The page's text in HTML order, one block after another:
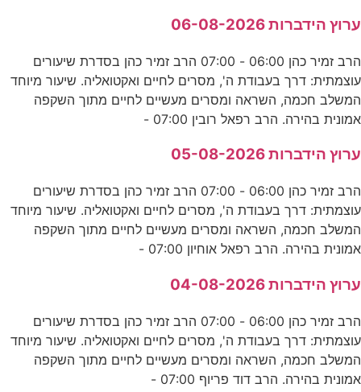
ערוץ הידברות 06-08-2026
הרב זמיר כהן 06:00 - 07:00 הרב זמיר כהן בסדרת שיעורים
עוצמתית: דרך בעבודת ה', מסרים לחיים ואקטואליה. שיעור מיוחד
המשלב חכמה, השראה ומסרים מעשיים לחיים מתוך השקפה
אמונית בהירה. הרב רפאל רובין 07:00 -
ערוץ הידברות 05-08-2026
הרב זמיר כהן 06:00 - 07:00 הרב זמיר כהן בסדרת שיעורים
עוצמתית: דרך בעבודת ה', מסרים לחיים ואקטואליה. שיעור מיוחד
המשלב חכמה, השראה ומסרים מעשיים לחיים מתוך השקפה
אמונית בהירה. הרב רפאל אוחיון 07:00 -
ערוץ הידברות 04-08-2026
הרב זמיר כהן 06:00 - 07:00 הרב זמיר כהן בסדרת שיעורים
עוצמתית: דרך בעבודת ה', מסרים לחיים ואקטואליה. שיעור מיוחד
המשלב חכמה, השראה ומסרים מעשיים לחיים מתוך השקפה
אמונית בהירה. הרב דוד פריוף 07:00 -